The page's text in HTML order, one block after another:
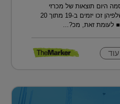
היום תוצאות של מכרזי
קרקעות נרחבים בדרום, שלפיהן זכו יזמים ב-19 מתוך 20
לעומת זאת, מכ?...